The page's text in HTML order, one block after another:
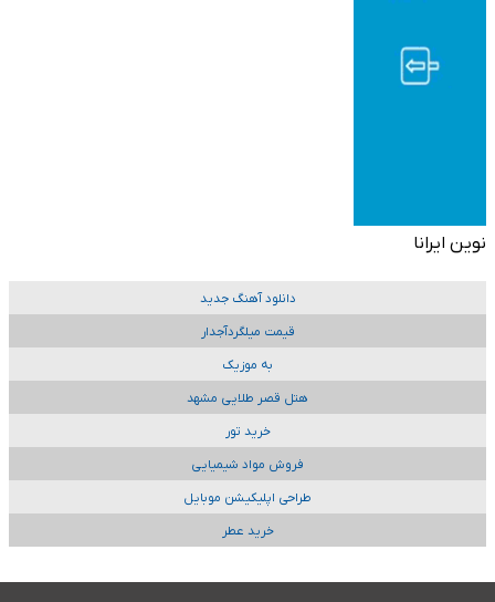
نوین ایرانا
دانلود آهنگ جدید
قیمت میلگردآجدار
به موزیک
هتل قصر طلایی مشهد
خرید تور
فروش مواد شیمیایی
طراحی اپلیکیشن موبایل
خرید عطر